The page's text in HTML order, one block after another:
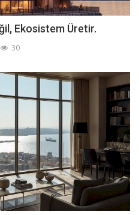
Ekosistem Üretir.
30